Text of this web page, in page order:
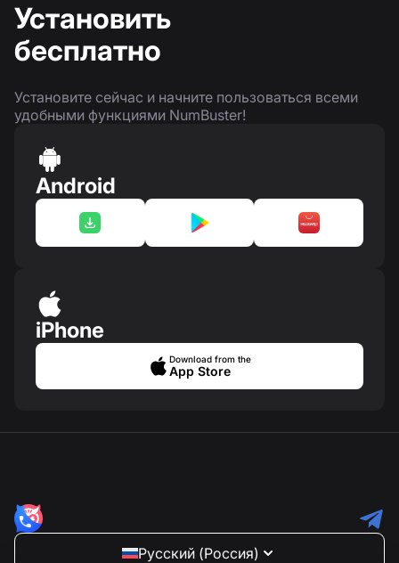
Установить
бесплатно
Установите сейчас и начните пользоваться всеми
удобными функциями NumBuster!
Android
iPhone
Download from the
App Store
Русский (Россия)